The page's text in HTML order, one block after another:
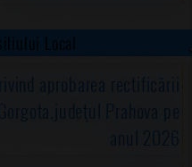
Local
aprobarea rectificării
Prahova pe
anul 2026